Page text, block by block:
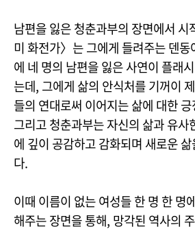
남편을 잃은 청춘과부의 장면에서 시
미 화전가〉는 그에게 들려주는 덴동
에 네 명의 남편을 잃은 사연이 플래
는데, 그에게 삶의 안식처를 기꺼이
들의 연대로써 이어지는 삶에 대한
그리고 청춘과부는 자신의 삶과 유사
에 깊이 공감하고 감화되며 새로운
다.
이때 이름이 없는 여성들 한 명 한 명
해주는 장면을 통해, 망각된 역사의